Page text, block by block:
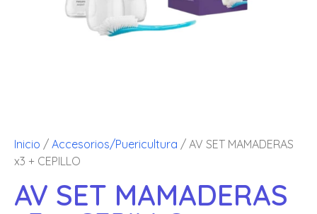
Inicio / Accesorios/Puericultura / AV SET MAMADERAS
x3 + CEPILLO
AV SET MAMADERAS